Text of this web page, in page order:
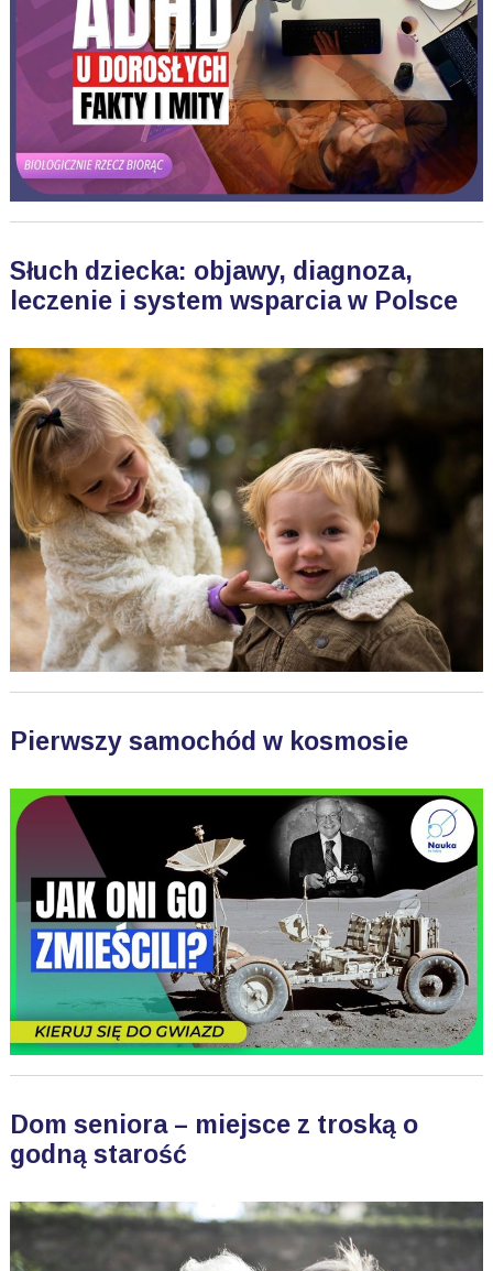
Słuch dziecka: objawy, diagnoza,
leczenie i system wsparcia w Polsce
Pierwszy samochód w kosmosie
Dom seniora – miejsce z troską o
godną starość